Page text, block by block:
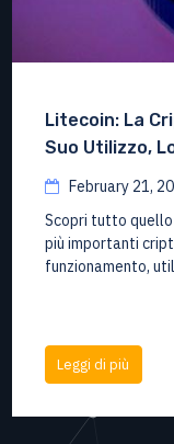
Litecoin: La
Suo Utilizzo,
February 21,
Scopri tutto quello
più importanti
funzionamento,
Leggi di più